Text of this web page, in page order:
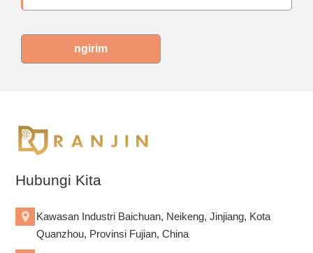
ngirim
Hubungi Kita
Kawasan Industri Baichuan, Neikeng, Jinjiang, Kota
Quanzhou, Provinsi Fujian, China